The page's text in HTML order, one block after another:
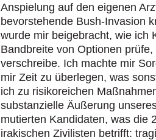
Anspielung auf den eigenen
bevorstehende Bush-Invasion
wurde mir beigebracht, wie ich
Bandbreite von Optionen
verschreibe. Ich machte mir
mir Zeit zu überlegen, was
ich zu risikoreichen
substanzielle Äußerung
mutierten Kandidaten, was die
irakischen Zivilisten betrifft: